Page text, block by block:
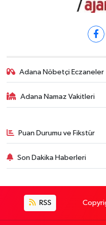
Adana Nöbetçi Eczaneler
Adana Namaz Vakitleri
Puan Durumu ve Fikstür
Son Dakika Haberleri
RSS